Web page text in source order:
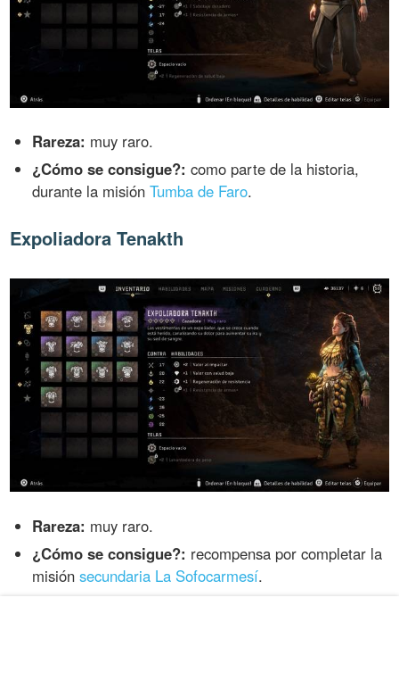
Rareza: muy raro.
¿Cómo se consigue?: como parte de la historia,
durante la misiónTumba de Faro.
Expoliadora Tenakth
Rareza: muy raro.
¿Cómo se consigue?: recompensa por completar la
misiónsecundaria La Sofocarmesí.